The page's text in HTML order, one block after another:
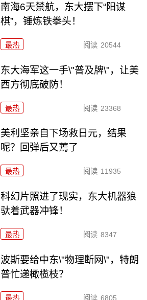
南海6天禁航，东大摆下“阳谋
棋”，锤炼铁拳头！
最热 阅读 20544
东大海军这一手\"普及牌\"，让美
西方彻底破防！
最热 阅读 23368
美利坚亲自下场救日元，结果
呢？回弹后又蔫了
最热 阅读 11935
科幻片照进了现实，东大机器狼
驮着武器冲锋！
最热 阅读 8347
波斯要给中东\"物理断网\"，特朗
普忙递橄榄枝？
最热 阅读 6805